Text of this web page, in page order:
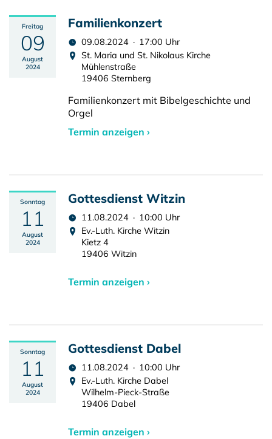
Freitag
09
August
2024
Familienkonzert
09.08.2024 · 17:00 Uhr
St. Maria und St. Nikolaus Kirche
Mühlenstraße
19406 Sternberg
Familienkonzert mit Bibelgeschichte und
Orgel
Termin anzeigen ›
Sonntag
11
August
2024
Gottesdienst Witzin
11.08.2024 · 10:00 Uhr
Ev.-Luth. Kirche Witzin
Kietz 4
19406 Witzin
Termin anzeigen ›
Sonntag
11
August
2024
Gottesdienst Dabel
11.08.2024 · 10:00 Uhr
Ev.-Luth. Kirche Dabel
Wilhelm-Pieck-Straße
19406 Dabel
Termin anzeigen ›